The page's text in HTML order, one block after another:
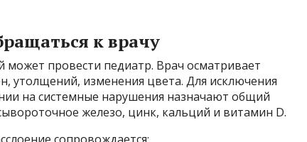
к врачу
может провести педиатр. Врач осматривает
утолщений, изменения цвета. Для исключения
на системные нарушения назначают общий
железо, цинк, кальций и витамин D.